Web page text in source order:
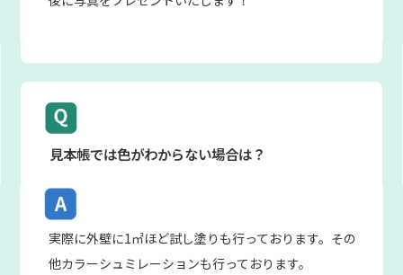
見本帳では色がわからない場合は？
実際に外壁に1㎡ほど試し塗りも行っております。その
他カラーシュミレーションも行っております。